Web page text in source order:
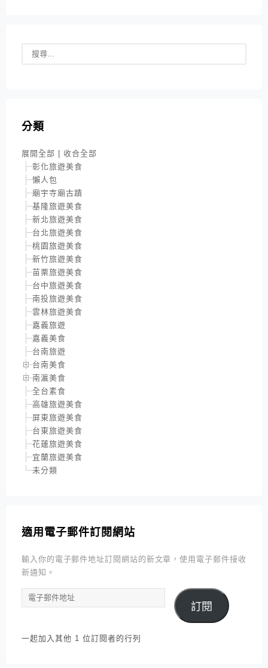
分類
展開全部 | 收合全部
彰化旅遊美食
懶人包
廟宇寺廟古蹟
基隆旅遊美食
新北旅遊美食
台北旅遊美食
桃園旅遊美食
新竹旅遊美食
苗栗旅遊美食
台中旅遊美食
南投旅遊美食
雲林旅遊美食
嘉義旅遊
嘉義美食
台南旅遊
台南美食
南瀛美食
全台素食
高雄旅遊美食
屏東旅遊美食
台東旅遊美食
花蓮旅遊美食
宜蘭旅遊美食
未分類
適用電子郵件訂閱網站
輸入你的電子郵件地址訂閱網站的新文章，使用電子郵件接收
新通知。
電
子
件
訂閱
一起加入其他 1 位訂閱者的行列